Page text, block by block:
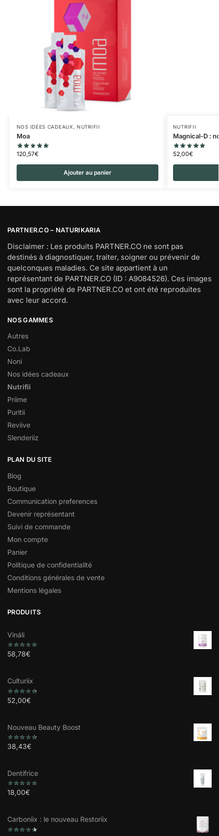
NOS IDÉES CADEAUX , NUTRIFII
Moa
120,57€
Ajouter au panier
NUTRIFII
Magnical-D :
52,00€
PARTNER.CO – NATURIKARIA
Disclaimer : Les produits PARTNER.CO ne sont pas
destinés à diagnostiquer, traiter, soigner ou prévenir de
quelconques maladies. Ce site appartient à un
représentant de PARTNER.CO (ID : A9084526). Ces images
sont la propriété de PARTNER.CO et ont été reproduites
avec leur accord.
NOS GAMMES
Autres
Co.Lab
Noni
Nos idées cadeaux
Nutrifii
Priime
Puritii
Reviive
Slenderiiz
PLAN DU SITE
Blog
Boutique
Communication preferences
Devenir représentant
Suivi de commande
Mon compte
Panier
Politique de confidentialité
Conditions générales de vente
Mentions légales
PRODUITS
Vináli
58,78€
Culturiix
52,00€
Nouveau Beauty Boost
38,43€
Dentifrice
18,00€
Carboniix : le nouveau Restoriix